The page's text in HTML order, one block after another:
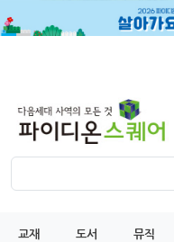
교재 도서 뮤직